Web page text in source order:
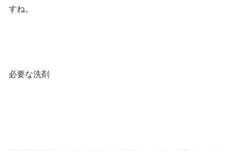
すね。
必要な洗剤